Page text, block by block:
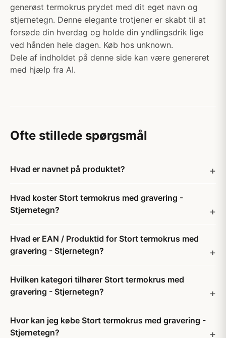
generøst termokrus prydet med dit eget navn og
stjernetegn. Denne elegante trotjener er skabt til at
forsøde din hverdag og holde din yndlingsdrik lige
ved hånden hele dagen. Køb hos unknown.
Dele af indholdet på denne side kan være genereret
med hjælp fra AI.
Ofte stillede spørgsmål
Hvad er navnet på produktet?
Hvad koster Stort termokrus med gravering -
Stjernetegn?
Hvad er EAN / Produktid for Stort termokrus med
gravering - Stjernetegn?
Hvilken kategori tilhører Stort termokrus med
gravering - Stjernetegn?
Hvor kan jeg købe Stort termokrus med gravering -
Stjernetegn?